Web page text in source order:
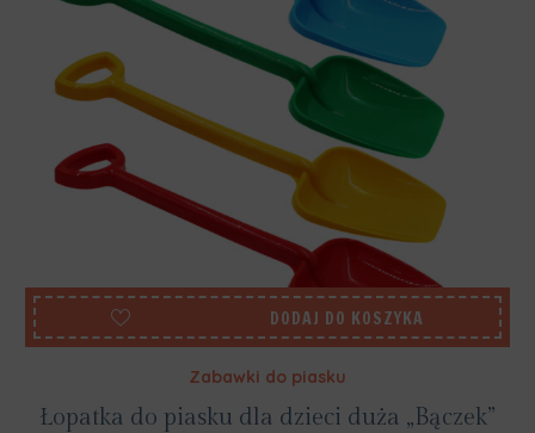
DODAJ DO KOSZYKA
Zabawki do piasku
Łopatka do piasku dla dzieci duża „Bączek”